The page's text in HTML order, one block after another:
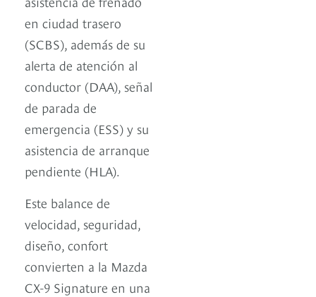
en ciudad trasero
(SCBS), además de su
alerta de atención al
conductor (DAA), señal
de parada de
emergencia (ESS) y su
asistencia de arranque
pendiente (HLA).
Este balance de
velocidad, seguridad,
diseño, confort
convierten a la Mazda
CX-9 Signature en una